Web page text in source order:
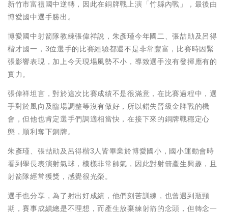
新竹市富禮國中逆轉，因此在銅牌戰上演「竹縣內戰」，最後由
博愛國中選手勝出。
博愛國中射箭隊教練張偉祥說，朱彥瑾今年國二、張喆勛及呂得
楷才國一，3位選手的比賽經驗都還不是非常豐富，比賽時因緊
張影響表現，加上今天現場風勢不小，導致選手沒有發揮應有的
實力。
張偉祥坦言，對於這次比賽成績不是很滿意，在比賽過程中，選
手對於風向及臨場調整等沒有做好，所以錯失晉級金牌戰的機
會，但他也肯定選手們調適相當快，在接下來的銅牌戰穩定心
態，順利奪下銅牌。
朱彥瑾、張喆勛及呂得楷3人皆畢業於博愛國小，國小運動會時
看到學長表演射氣球，模樣非常帥氣，因此對射箭產生興趣，且
射箭隊經常獲獎，感覺很光榮。
選手也分享，為了射出好成績，他們刻苦訓練，也曾遇到瓶頸
期，賽事成績總是不理想，而產生放棄練射箭的念頭，但轉念一